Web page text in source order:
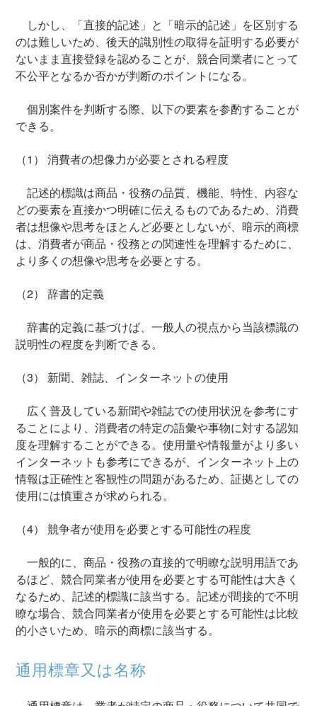
しかし、「直接的記述」と「暗示的記述」を区別する
のは難しいため、後天的識別性の取得を証明する必要が
ないまま直接登録を認めることが、競合同業者にとって
不公平となるか否かが判断のポイントになる。
個別案件を判断する際、以下の要素を参酌することが
できる。
（1） 消費者の想像力が必要とされる程度
記述的標識は商品・役務の品質、機能、特性、内容な
どの要素を直接かつ明確に伝えるものであるため、消費
者は想像や思考をほとんど必要としないが、暗示的商標
は、消費者が商品・役務との関連性を理解するために、
より多くの想像や思考を必要とする。
（2） 辞書的定義
辞書的定義に基づけば、一般人の視点から当該標識の
説明性の程度を判断できる。
（3） 新聞、雑誌、インターネットの使用
広く普及している新聞や雑誌での使用状況を参考にす
ることにより、消費者の特定の語彙や事物に対する認知
度を理解することができる。使用量や情報量がより多い
インターネットも参考にできるが、インターネット上の
情報は正確性と客観性の問題があるため、証拠としての
使用には慎重さが求められる。
（4） 競争者が使用を必要とする可能性の程度
一般的に、商品・役務の直接的で明瞭な説明用語であ
るほど、競合同業者が使用を必要とする可能性は大きく
なるため、記述的標識に該当する。記述が間接的で不明
瞭な場合、競合同業者が使用を必要とする可能性は比較
的小さいため、暗示的商標に該当する。
通用標章又は名称